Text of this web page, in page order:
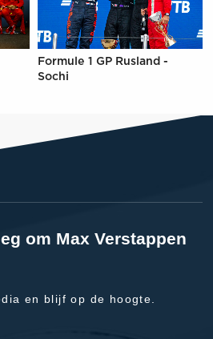
Formule 1 GP Rusland -
Sochi
om Max Verstappen
en blijf op de hoogte.